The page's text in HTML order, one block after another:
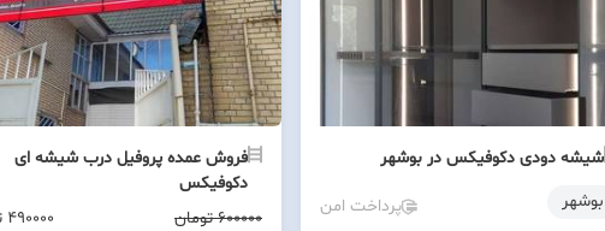
شیشه دودی دکوفیکس در بوشهر
بوشهر
پرداخت امن
فروش عمده پروفیل درب شیشه ای
دکوفیکس
600000 تومان
490000